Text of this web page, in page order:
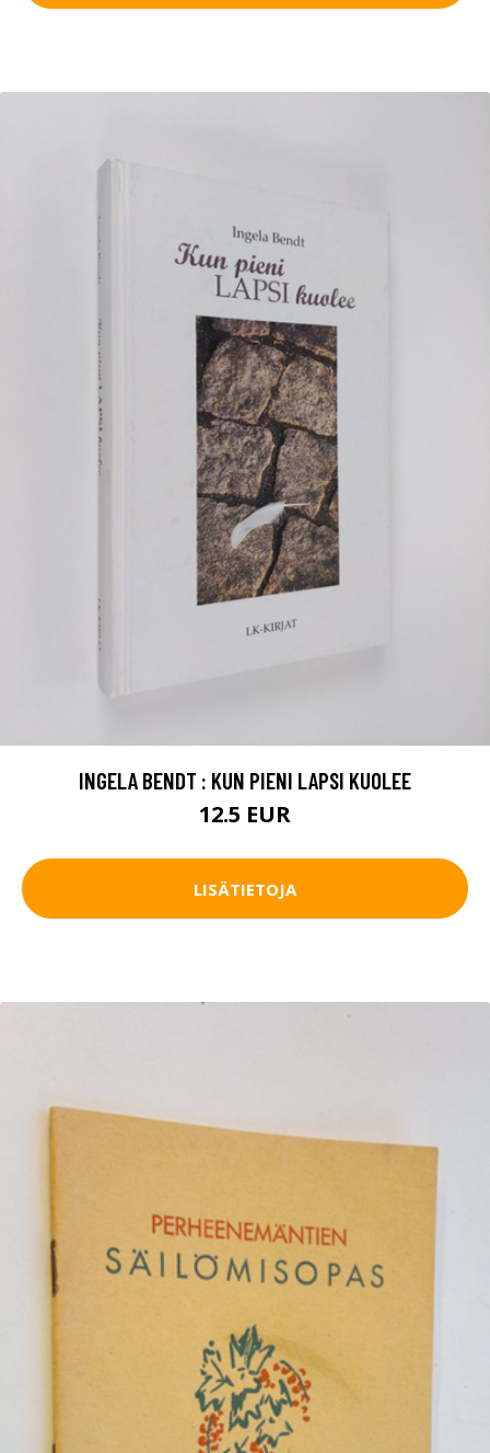
INGELA BENDT : KUN PIENI LAPSI KUOLEE
12.5 EUR
LISÄTIETOJA